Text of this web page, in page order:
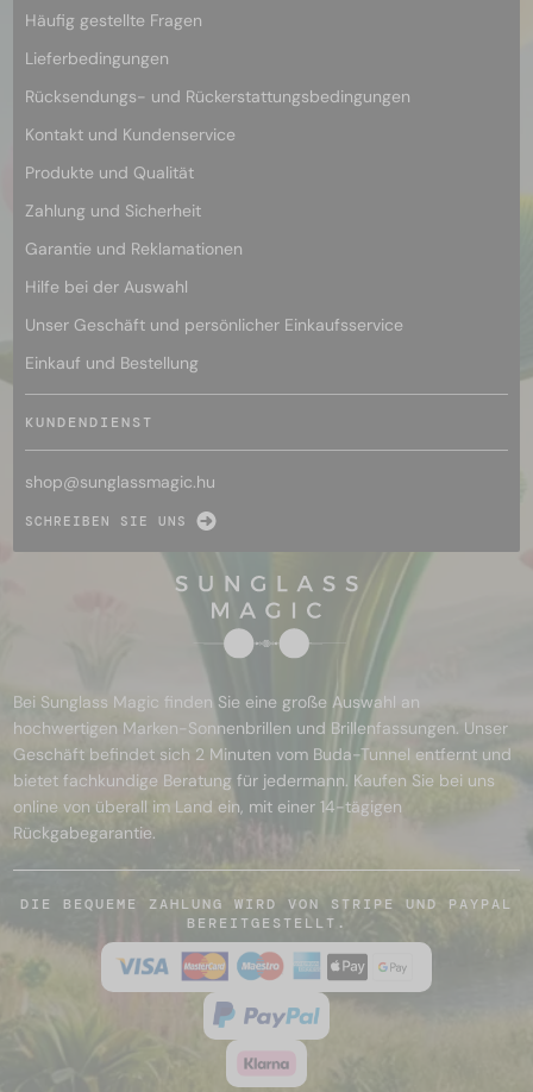
Häufig gestellte Fragen
Lieferbedingungen
Rücksendungs- und Rückerstattungsbedingungen
Kontakt und Kundenservice
Produkte und Qualität
Zahlung und Sicherheit
Garantie und Reklamationen
Hilfe bei der Auswahl
Unser Geschäft und persönlicher Einkaufsservice
Einkauf und Bestellung
KUNDENDIENST
shop@sunglassmagic.hu
SCHREIBEN SIE UNS
Bei Sunglass Magic finden Sie eine große Auswahl an
hochwertigen Marken-Sonnenbrillen und Brillenfassungen. Unser
Geschäft befindet sich 2 Minuten vom Buda-Tunnel entfernt und
bietet fachkundige Beratung für jedermann. Kaufen Sie bei uns
online von überall im Land ein, mit einer 14-tägigen
Rückgabegarantie.
DIE BEQUEME ZAHLUNG WIRD VON STRIPE UND PAYPAL
BEREITGESTELLT.